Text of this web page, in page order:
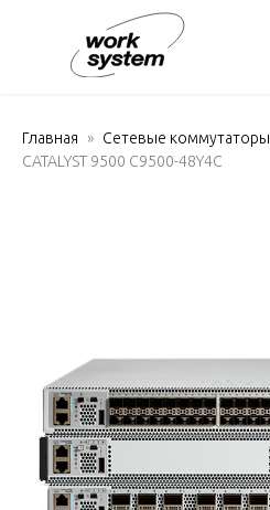
Главная Сетевые коммутаторы
CATALYST 9500 C9500-48Y4C